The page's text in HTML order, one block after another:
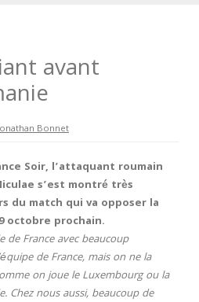
avant
Bonnet
Soir, l’attaquant roumain
s’est montré très
du match qui va opposer la
octobre prochain.
de France avec beaucoup
de France, mais on ne la
on joue le Luxembourg ou la
Chez nous aussi, beaucoup de